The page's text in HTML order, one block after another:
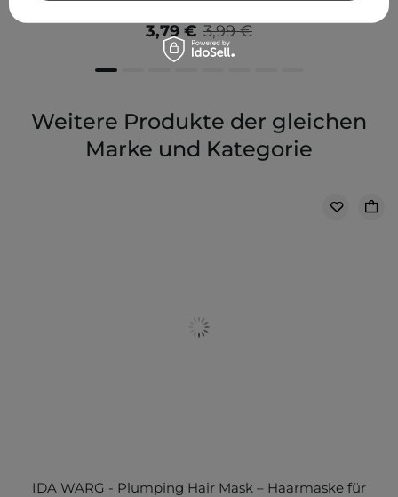
3,99 €
3,79 €
Weitere Produkte der gleichen
Marke und Kategorie
IDA WARG - Plumping Hair Mask – Haarmaske für